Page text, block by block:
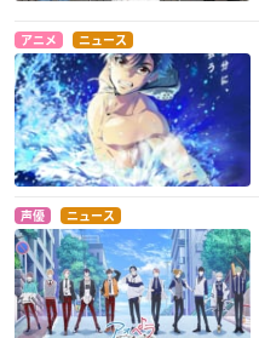
アニメ ニュース
声優 ニュース